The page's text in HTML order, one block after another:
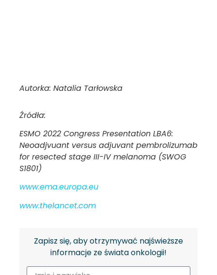
Autorka: Natalia Tarłowska
Źródła:
ESMO 2022 Congress Presentation LBA6:
Neoadjvuant versus adjuvant pembrolizumab
for resected stage III-IV melanoma (SWOG
S1801)
www.ema.europa.eu
www.thelancet.com
Zapisz się, aby otrzymywać najświeższe
informacje ze świata onkologii!